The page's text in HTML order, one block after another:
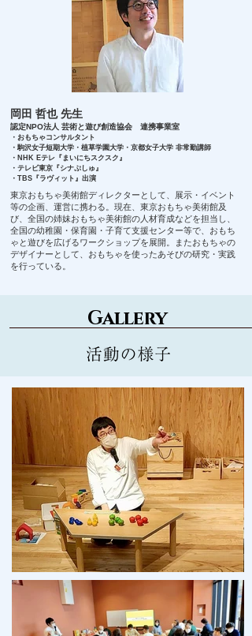
岡田 哲也 先生
​認定NPO法人 芸術と遊び創造協会 連携事業室
・おもちゃコンサルタント
・駒沢女子短期大学・植草学園大学・京都女子大学 非常勤講師
・NHK Eテレ『まいにちスクスク』
・テレビ東京『シナぷしゅ』
・TBS『ラヴィット』出演
東京おもちゃ美術館ディレクターとして、展示・イベント
等の企画、運営に携わる。現在、東京おもちゃ美術館及
び、全国の姉妹おもちゃ美術館の人材育成などを担当し、
全国の幼稚園・保育園・子育て支援センター等で、おもち
ゃと遊びを広げるワークショップを展開。またおもちゃの
デザイナーとして、おもちゃを使ったあそびの研究・実践
を行っている。
Gallery